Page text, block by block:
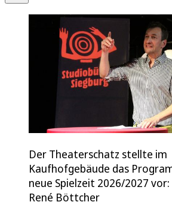
Der Theaterschatz stellte im
Kaufhofgebäude das
neue Spielzeit 2026/2027
René Böttcher